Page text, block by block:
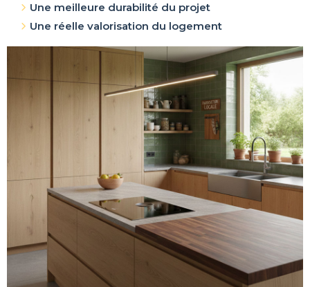
Une meilleure durabilité du projet
Une réelle valorisation du logement